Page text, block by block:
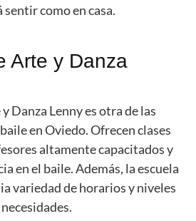
como en casa.
Arte y Danza
Danza Lenny es otra de las
en Oviedo. Ofrecen clases
altamente capacitados y
en el baile. Además, la escuela
variedad de horarios y niveles